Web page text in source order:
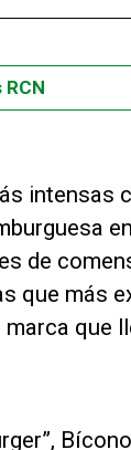
intensas
de
que más
que